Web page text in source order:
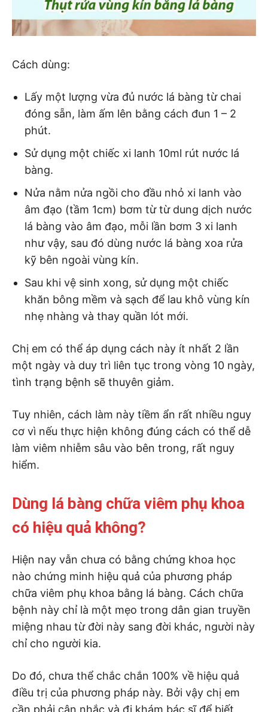
Cách dùng:
Lấy một lượng vừa đủ nước lá bàng từ chai
đóng sẵn, làm ấm lên bằng cách đun 1 – 2
phút.
Sử dụng một chiếc xi lanh 10ml rút nước lá
bàng.
Nửa nằm nửa ngồi cho đầu nhỏ xi lanh vào
âm đạo (tầm 1cm) bơm từ từ dung dịch nước
lá bàng vào âm đạo, mỗi lần bơm 3 xi lanh
như vậy, sau đó dùng nước lá bàng xoa rửa
kỹ bên ngoài vùng kín.
Sau khi vệ sinh xong, sử dụng một chiếc
khăn bông mềm và sạch để lau khô vùng kín
nhẹ nhàng và thay quần lót mới.
Chị em có thể áp dụng cách này ít nhất 2 lần
một ngày và duy trì liên tục trong vòng 10 ngày,
tình trạng bệnh sẽ thuyên giảm.
Tuy nhiên, cách làm này tiềm ẩn rất nhiều nguy
cơ vì nếu thực hiện không đúng cách có thể dễ
làm viêm nhiễm sâu vào bên trong, rất nguy
hiểm.
Dùng lá bàng chữa viêm phụ khoa
có hiệu quả không?
Hiện nay vẫn chưa có bằng chứng khoa học
nào chứng minh hiệu quả của phương pháp
chữa viêm phụ khoa bằng lá bàng. Cách chữa
bệnh này chỉ là một mẹo trong dân gian truyền
miệng nhau từ đời này sang đời khác, người này
chỉ cho người kia.
Do đó, chưa thể chắc chắn 100% về hiệu quả
điều trị của phương pháp này. Bởi vậy chị em
cần phải cân nhắc và đi khám bác sĩ để biết